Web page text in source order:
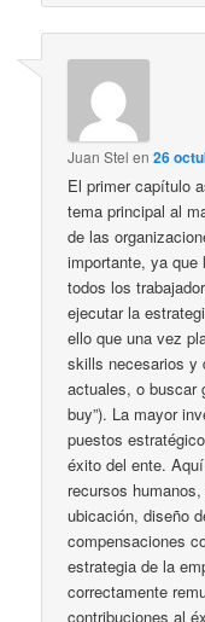
Juan Stel en26
El primer capítulo
tema principal al
de las
importante, ya
todos los
ejecutar la
ello que una vez
skills necesarios y
actuales, o buscar
buy”). La mayor
puestos
éxito del ente.
recursos
ubicación, diseño
compensaciones
estrategia de la
correctamente
contribuciones al